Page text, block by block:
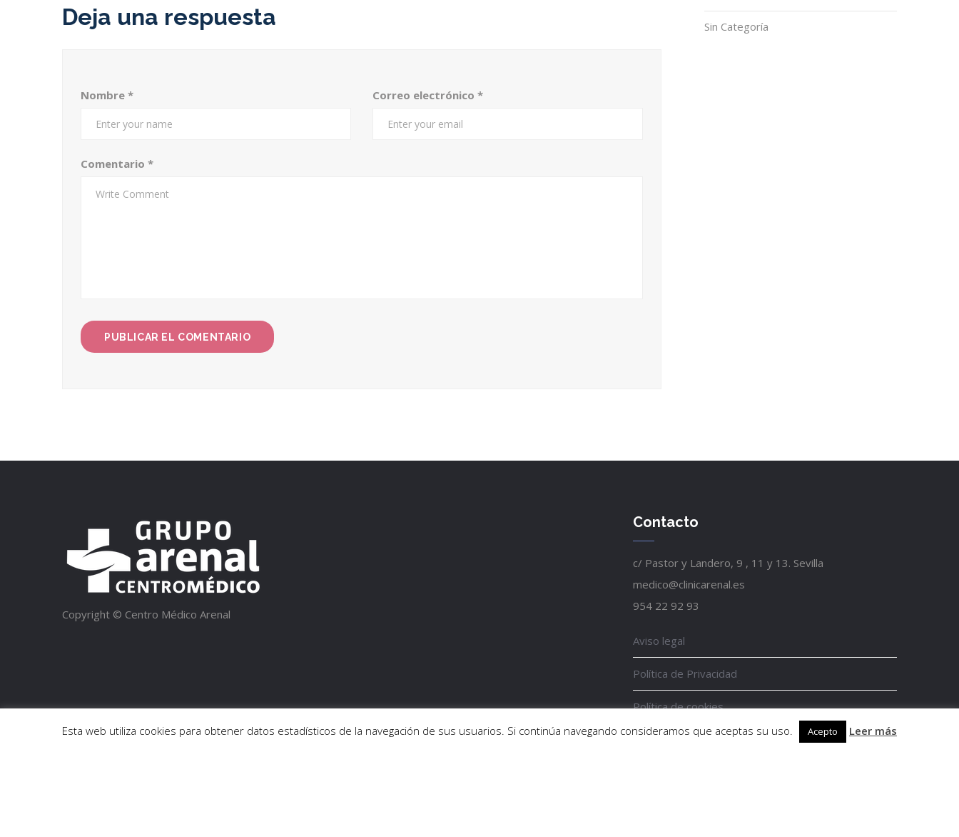
Deja una respuesta
Nombre * Correo electrónico *
Comentario *
Sin Categoría
Copyright © Centro Médico Arenal
Contacto
c/ Pastor y Landero, 9 , 11 y 13. Sevilla
medico@clinicarenal.es
954 22 92 93
Aviso legal
Política de Privacidad
Política de cookies
Encuesta de satisfacción
Esta web utiliza cookies para obtener datos estadísticos de la navegación de sus usuarios. Si continúa navegando consideramos que aceptas su uso. Acepto Leer más